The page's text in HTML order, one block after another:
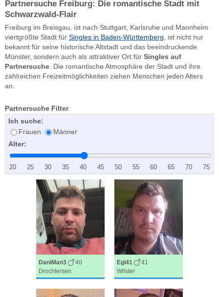
Partnersuche Freiburg: Die romantische Stadt mit
Schwarzwald-Flair
Freiburg im Breisgau, ist nach Stuttgart, Karlsruhe und Mannheim
viertgrößte Stadt für Singles in Baden-Württemberg , ist nicht nur
bekannt für seine historische Altstadt und das beeindruckende
Münster, sondern auch als attraktiver Ort für Singles auf
Partnersuche . Die romantische Atmosphäre der Stadt und ihre
zahlreichen Freizeitmöglichkeiten ziehen Menschen jeden Alters
an.
Partnersuche Filter
Ich suche:
Frauen
Männer
Alter:
20 25 30 35 40 45 50 55 60 65 70 75
DaniMan3
40
Drochtersen
Egi41
41
Wilster